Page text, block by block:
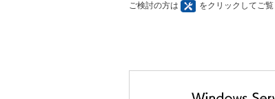
ご検討の方は
をクリックしてご覧